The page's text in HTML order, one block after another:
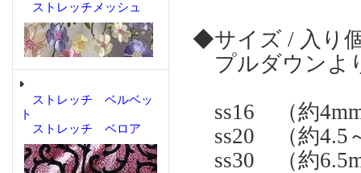
ストレッチメッシュ
ストレッチ ベルベッ
ト
ストレッチ ベロア
◆サイズ / 入り
プルダウンよ
ss16 （約
ss20 （約4.5
ss30 （約